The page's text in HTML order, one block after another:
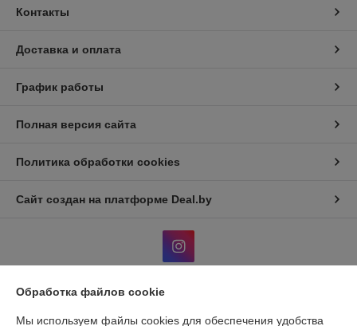
Контакты
Доставка и оплата
График работы
Полная версия сайта
Политика обработки cookies
Сайт создан на платформе Deal.by
Обработка файлов cookie
Мы используем файлы cookies для обеспечения удобства